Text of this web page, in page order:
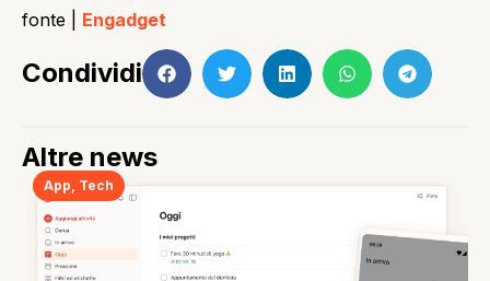
fonte | Engadget
Condividi
Altre news
App Tech